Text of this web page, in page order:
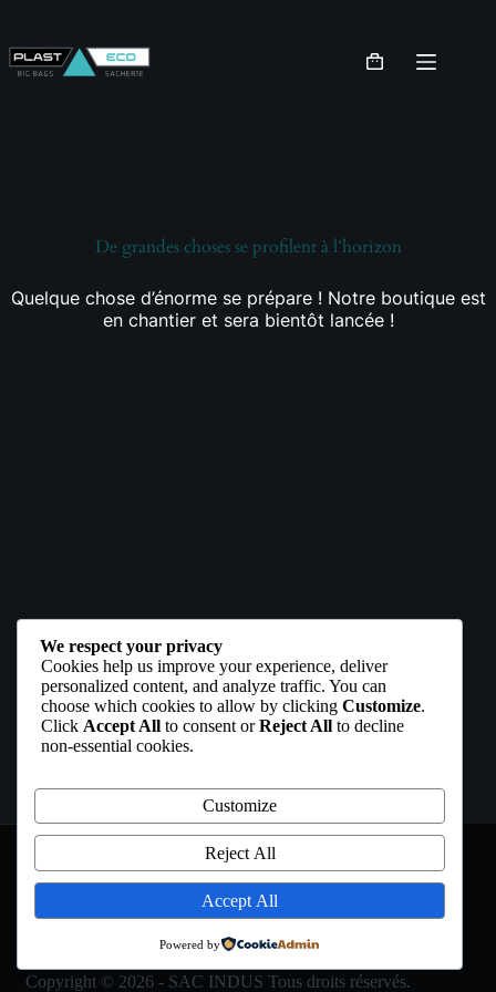
contenu
Panier
De grandes choses se profilent à l’horizon
Quelque chose d’énorme se prépare ! Notre boutique est
en chantier et sera bientôt lancée !
MENTIONS LÉGALES
Copyright © 2026 - SAC INDUS Tous droits réservés.
We respect your privacy
Cookies help us improve your experience, deliver
personalized content, and analyze traffic. You can
choose which cookies to allow by clicking Customize.
Click Accept All to consent orReject All to decline
non-essential cookies.
Customize
Reject All
Accept All
Powered by